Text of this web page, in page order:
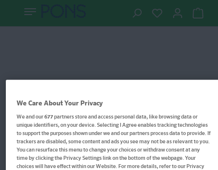
We Care About Your Privacy
We and our677partners store and access personal data, like browsing data or
unique identifiers, on your device. Selecting I Agree enables tracking technologies
to support the purposes shown under we and our partners process data to provide. If
trackers are disabled, some content and ads you see may not be as relevant to you.
You can resurface this menu to change your choices or withdraw consent at any
time by clicking the Privacy Settings link on the bottom of the webpage. Your
choices will have effect within our Website. For more details, refer to our Privacy